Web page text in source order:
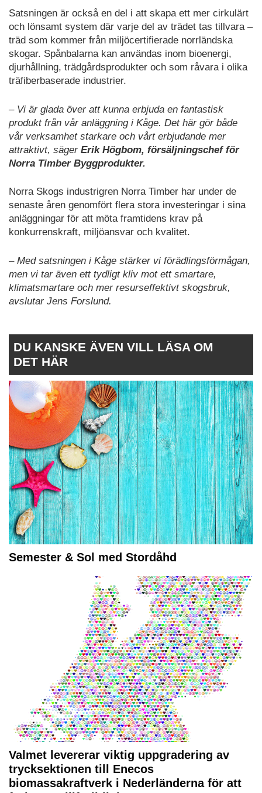
Satsningen är också en del i att skapa ett mer cirkulärt
och lönsamt system där varje del av trädet tas tillvara –
träd som kommer från miljöcertifierade norrländska
skogar. Spånbalarna kan användas inom bioenergi,
djurhållning, trädgårdsprodukter och som råvara i olika
träfiberbaserade industrier.
– Vi är glada över att kunna erbjuda en fantastisk
produkt från vår anläggning i Kåge. Det här gör både
vår verksamhet starkare och vårt erbjudande mer
attraktivt, säger Erik Högbom, försäljningschef för
Norra Timber Byggprodukter.
Norra Skogs industrigren Norra Timber har under de
senaste åren genomfört flera stora investeringar i sina
anläggningar för att möta framtidens krav på
konkurrenskraft, miljöansvar och kvalitet.
– Med satsningen i Kåge stärker vi förädlingsförmågan,
men vi tar även ett tydligt kliv mot ett smartare,
klimatsmartare och mer resurseffektivt skogsbruk,
avslutar Jens Forslund.
DU KANSKE ÄVEN VILL LÄSA OM
DET HÄR
Semester & Sol med Stordåhd
Valmet levererar viktig uppgradering av
trycksektionen till Enecos
biomassakraftverk i Nederländerna för att